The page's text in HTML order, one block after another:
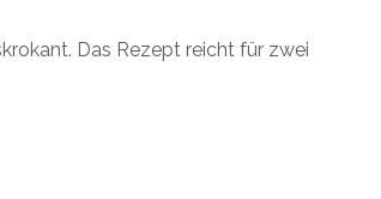
Das Rezept reicht für zwei